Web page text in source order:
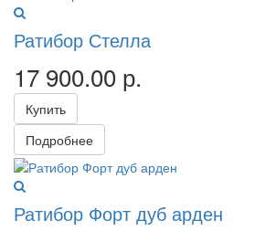
Ратибор Стелла
17 900.00 р.
Купить
Подробнее
Ратибор Форт дуб арден